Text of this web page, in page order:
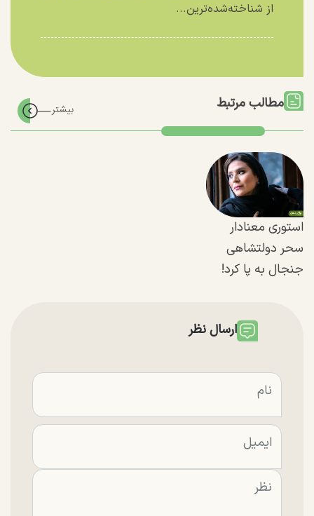
از شناخته‌شده‌ترین...
مطالب مرتبط
استوری معنادار
سحر دولتشاهی
جنجال به پا کرد!
ارسال نظر